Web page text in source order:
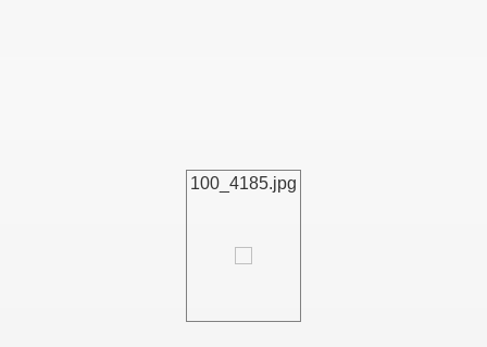
100_4185.jpg